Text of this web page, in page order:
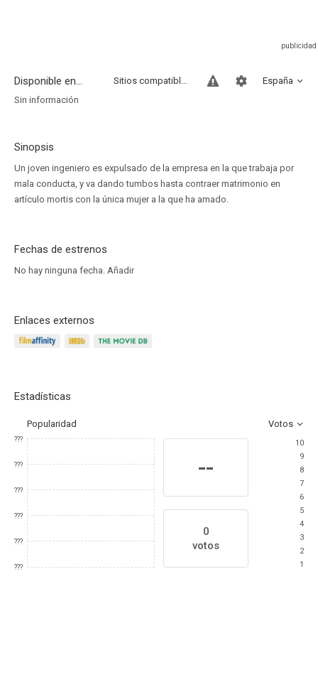
Disponible en... España
Sitios compatibles
Sin información
Sinopsis
Un joven ingeniero es expulsado de la empresa en la que trabaja por
mala conducta, y va dando tumbos hasta contraer matrimonio en
artículo mortis con la única mujer a la que ha amado.
Fechas de estrenos
No hay ninguna fecha. Añadir
Enlaces externos
Estadísticas
Popularidad Votos
???
???
???
???
???
???
--
0
votos
10
9
8
7
6
5
4
3
2
1